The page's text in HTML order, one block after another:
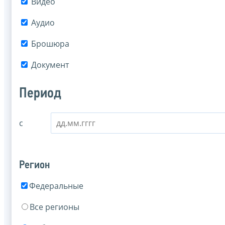
Аудио
Брошюра
Документ
Период
с
Регион
Федеральные
Все регионы